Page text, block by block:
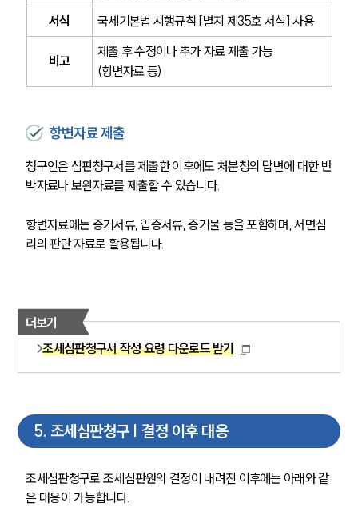
서식
국세기본법 시행규칙 [별지 제35호 서식] 사용
비고
제출 후 수정이나 추가 자료 제출 가능
(항변자료 등)
항변자료 제출
청구인은 심판청구서를 제출한 이후에도 처분청의 답변에 대한 반
박자료나 보완자료를 제출할 수 있습니다.
항변자료에는 증거서류, 입증서류, 증거물 등을 포함하며, 서면심
리의 판단 자료로 활용됩니다.
더보기
조세심판청구서 작성 요령 다운로드 받기
5. 조세심판청구 | 결정 이후 대응
조세심판청구로 조세심판원의 결정이 내려진 이후에는 아래와 같
은 대응이 가능합니다.